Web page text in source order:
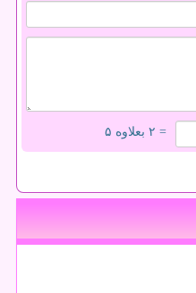
= ۲ بعلاوه ۵